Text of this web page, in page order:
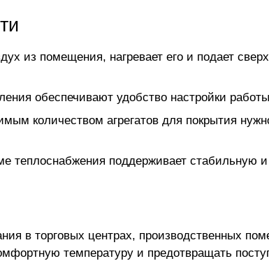
из помещения, нагревает его и подает
обеспечивают удобство настройки
количеством агрегатов для покрытия
теплоснабжения поддерживает стабильную
в торговых центрах, производственных
температуру и предотвращать